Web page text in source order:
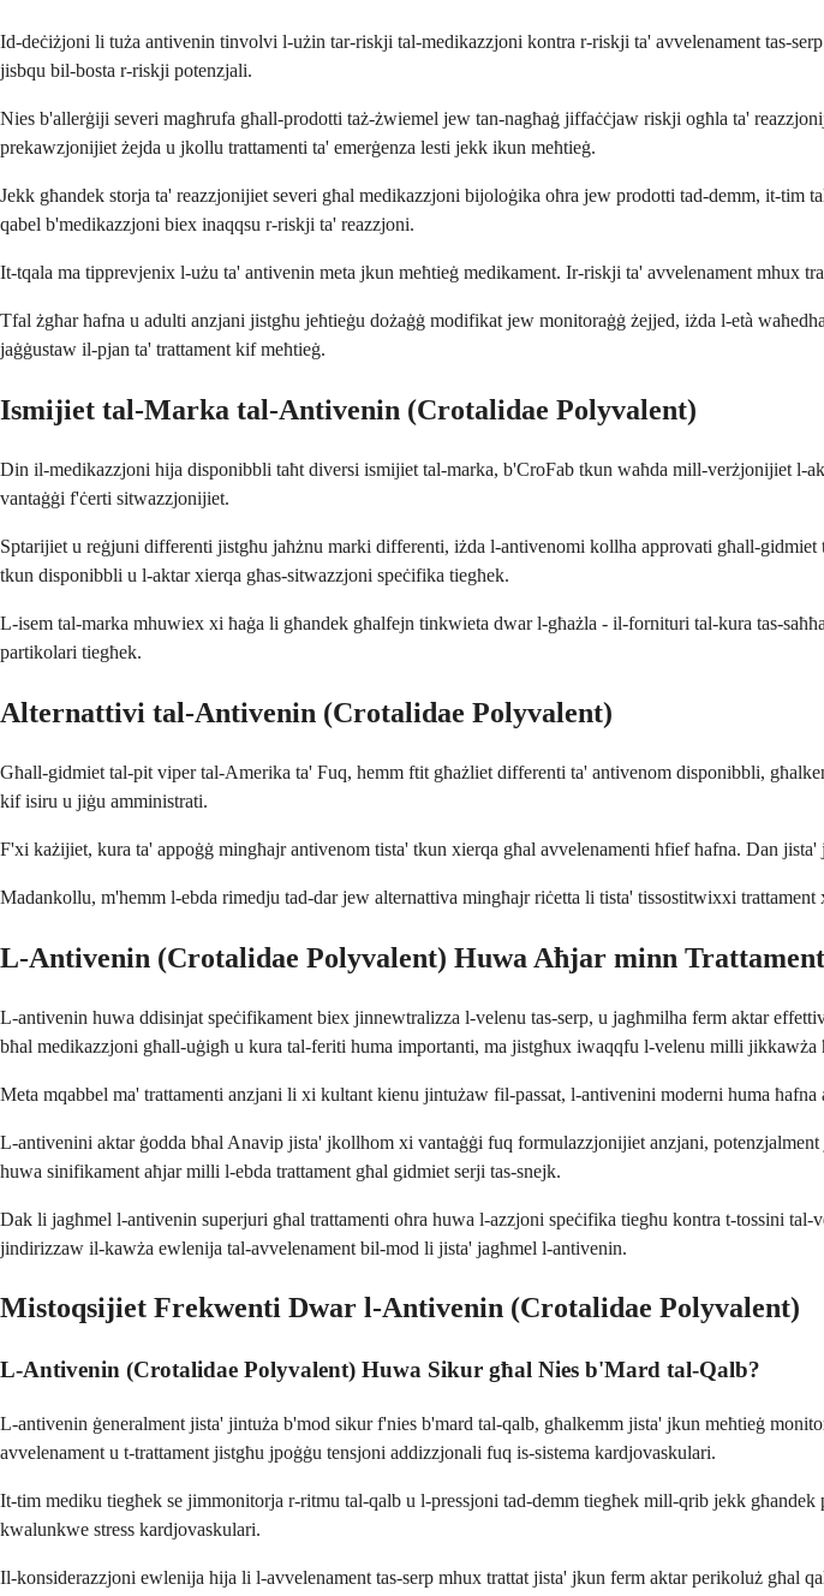
Id-deċiżjoni li tuża antivenin tinvolvi l-użin tar-riskji tal-medikazzjoni kontra r-riskji ta' avvelenament tas-
jisbqu bil-bosta r-riskji potenzjali.
Nies b'allerġiji severi magħrufa għall-prodotti taż-żwiemel jew tan-nagħaġ jiffaċċjaw riskji ogħla ta'
prekawzjonijiet żejda u jkollu trattamenti ta' emerġenza lesti jekk ikun meħtieġ.
Jekk għandek storja ta' reazzjonijiet severi għal medikazzjoni bijoloġika oħra jew prodotti tad-demm, it-
qabel b'medikazzjoni biex inaqqsu r-riskji ta' reazzjoni.
It-tqala ma tipprevjenix l-użu ta' antivenin meta jkun meħtieġ medikament. Ir-riskji ta' avvelenament
Tfal żgħar ħafna u adulti anzjani jistgħu jeħtieġu dożaġġ modifikat jew monitoraġġ żejjed, iżda l-età
jaġġustaw il-pjan ta' trattament kif meħtieġ.
Ismijiet tal-Marka tal-Antivenin (Crotalidae Polyvalent)
Din il-medikazzjoni hija disponibbli taħt diversi ismijiet tal-marka, b'CroFab tkun waħda mill-verżjonijiet
vantaġġi f'ċerti sitwazzjonijiet.
Sptarijiet u reġjuni differenti jistgħu jaħżnu marki differenti, iżda l-antivenomi kollha approvati għall-
tkun disponibbli u l-aktar xierqa għas-sitwazzjoni speċifika tiegħek.
L-isem tal-marka mhuwiex xi ħaġa li għandek għalfejn tinkwieta dwar l-għażla - il-fornituri tal-kura tas-
partikolari tiegħek.
Alternattivi tal-Antivenin (Crotalidae Polyvalent)
Għall-gidmiet tal-pit viper tal-Amerika ta' Fuq, hemm ftit għażliet differenti ta' antivenom disponibbli,
kif isiru u jiġu amministrati.
F'xi każijiet, kura ta' appoġġ mingħajr antivenom tista' tkun xierqa għal avvelenamenti ħfief ħafna. Dan
Madankollu, m'hemm l-ebda rimedju tad-dar jew alternattiva mingħajr riċetta li tista' tissostitwixxi
L-Antivenin (Crotalidae Polyvalent) Huwa Aħjar minn
L-antivenin huwa ddisinjat speċifikament biex jinnewtralizza l-velenu tas-serp, u jagħmilha ferm aktar
bħal medikazzjoni għall-uġigħ u kura tal-feriti huma importanti, ma jistgħux iwaqqfu l-velenu milli jikkawża
Meta mqabbel ma' trattamenti anzjani li xi kultant kienu jintużaw fil-passat, l-antivenini moderni huma
L-antivenini aktar ġodda bħal Anavip jista' jkollhom xi vantaġġi fuq formulazzjonijiet anzjani,
huwa sinifikament aħjar milli l-ebda trattament għal gidmiet serji tas-snejk.
Dak li jagħmel l-antivenin superjuri għal trattamenti oħra huwa l-azzjoni speċifika tiegħu kontra t-tossini
jindirizzaw il-kawża ewlenija tal-avvelenament bil-mod li jista' jagħmel l-antivenin.
Mistoqsijiet Frekwenti Dwar l-Antivenin (Crotalidae Polyvalent)
L-Antivenin (Crotalidae Polyvalent) Huwa Sikur għal Nies b'Mard tal-Qalb?
L-antivenin ġeneralment jista' jintuża b'mod sikur f'nies b'mard tal-qalb, għalkemm jista' jkun meħtieġ
avvelenament u t-trattament jistgħu jpoġġu tensjoni addizzjonali fuq is-sistema kardjovaskulari.
It-tim mediku tiegħek se jimmonitorja r-ritmu tal-qalb u l-pressjoni tad-demm tiegħek mill-qrib jekk
kwalunkwe stress kardjovaskulari.
Il-konsiderazzjoni ewlenija hija li l-avvelenament tas-serp mhux trattat jista' jkun ferm aktar perikoluż